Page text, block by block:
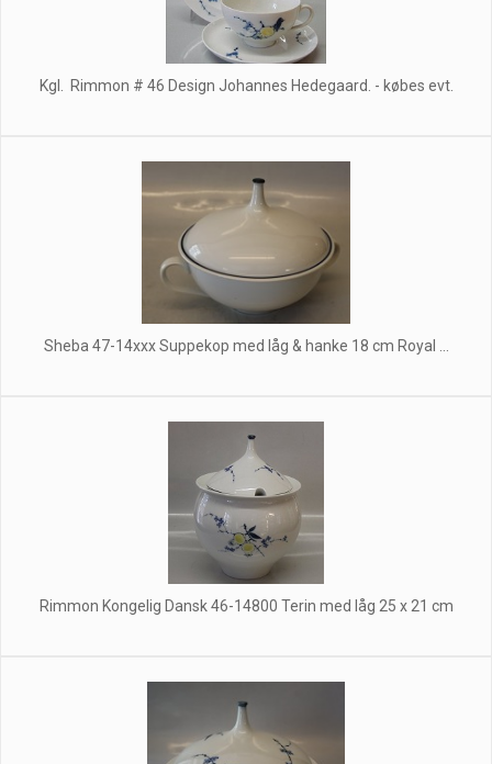
Kgl. Rimmon # 46 Design Johannes Hedegaard. - købes evt.
Sheba 47-14xxx Suppekop med låg & hanke 18 cm Royal ...
Rimmon Kongelig Dansk 46-14800 Terin med låg 25 x 21 cm